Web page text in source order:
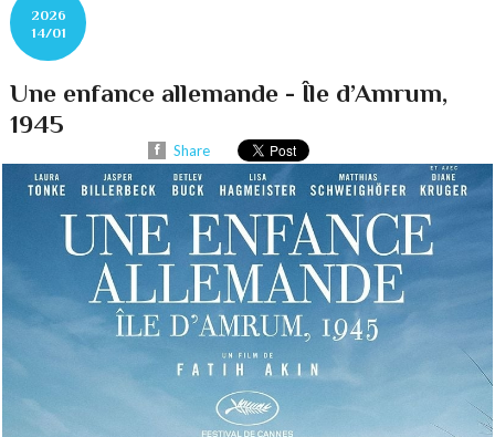
2026
14/01
Une enfance allemande - Île d’Amrum,
1945
Share